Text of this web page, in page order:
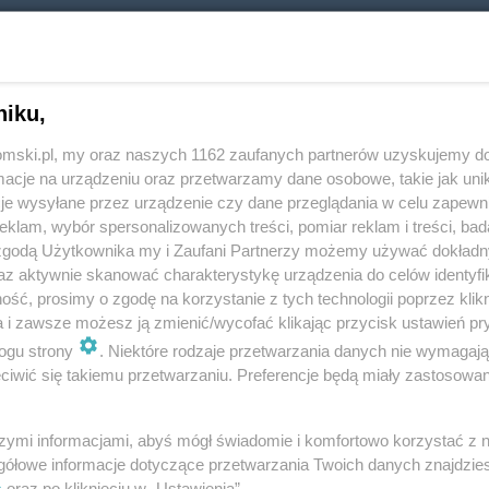
REKLAMA
tenisa. W 2021 roku udało jej się nawet
zdobyła m.in. mistrzostwo Polski i wygrała
my oraz naszych 1162 zaufanych partnerów uzyskujemy
na urządzeniu oraz przetwarzamy dane osobowe, takie jak
wysyłane przez urządzenie czy dane przeglądania w celu
wybór spersonalizowanych treści, pomiar reklam i treści,
Użytkownika my i Zaufani Partnerzy możemy używać
aktywnie skanować charakterystykę urządzenia do celów
prosimy o zgodę na korzystanie z tych technologii poprzez
i zawsze możesz ją zmienić/wycofać klikając przycisk ustawień
strony
. Niektóre rodzaje przetwarzania danych nie
się takiemu przetwarzaniu. Preferencje będą miały
informacjami, abyś mógł świadomie i komfortowo korzystać z
informacje dotyczące przetwarzania Twoich danych